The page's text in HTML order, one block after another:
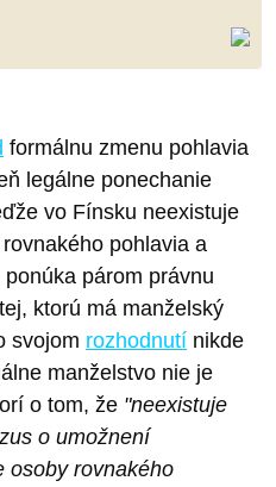
formálnu zmenu pohlavia
legálne ponechanie
vo Fínsku neexistuje
pohlavia a
párom právnu
ktorú má manželský
svojom rozhodnutí nikde
manželstvo nie je
o tom, že "neexistuje
o umožnení
osoby rovnakého